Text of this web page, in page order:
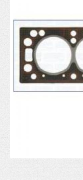
REGULATOR
ŠASIJA I UPRAVLJANJE
KOČIONI SISTEM
Crevo kočnica